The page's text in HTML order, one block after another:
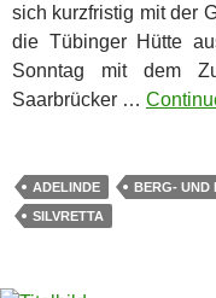
sich kurzfristig mit der
die Tübinger Hütte
Sonntag mit dem
Saarbrücker …
ADELINDE BERG- UND
SILVRETTA